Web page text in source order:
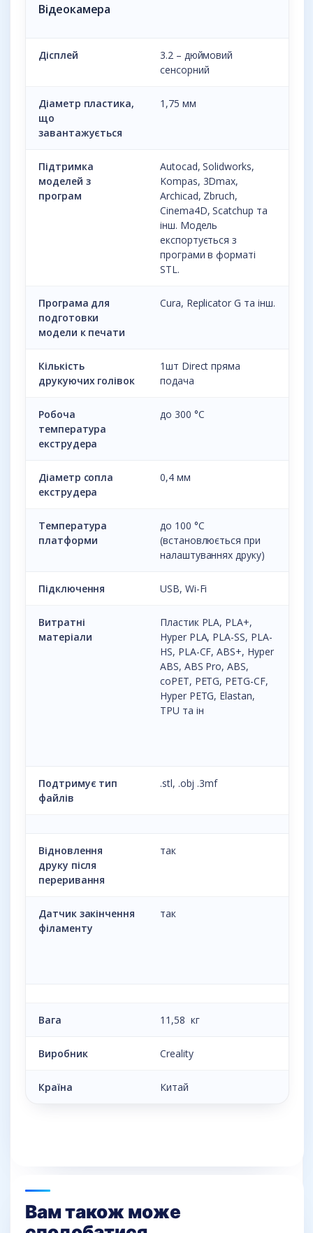
Відеокамера
Дісплей
3.2 – дюймовий
сенсорний
Діаметр пластика,
що
завантажується
1,75 мм
Підтримка
моделей з
програм
Autocad, Solidworks,
Kompas, 3Dmax,
Archicad, Zbruch,
Cinema4D, Scatchup та
інш. Модель
експортується з
програми в форматі
STL.
Програма для
подготовки
модели к печати
Cura, Replicator G та інш.
Кількість
друкуючих голівок
1шт Direct пряма
подача
Робоча
температура
екструдера
до 300 °С
Діаметр сопла
екструдера
0,4 мм
Температура
платформи
до 100 °С
(встановлюється при
налаштуваннях друку)
Підключення USB, Wi-Fi
Витратні
матеріали
Пластик PLA, PLA+,
Hyper PLA, PLA-SS, PLA-
HS, PLA-CF,ABS+, Hyper
ABS, ABS Pro, ABS,
coPET, PETG, PETG-CF,
Hyper PETG, Elastan,
TPU та ін
Подтримує тип
файлів
.stl, .obj .3mf
Відновлення
друку після
переривання
так
Датчик закінчення
філаменту
так
Вага 11,58 кг
Виробник Creality
Країна Китай
Вам також може